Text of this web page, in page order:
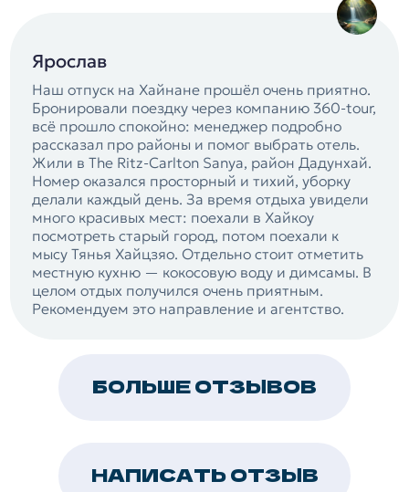
Ярослав
Наш отпуск на Хайнане прошёл очень приятно.
Бронировали поездку через компанию 360-tour,
всё прошло спокойно: менеджер подробно
рассказал про районы и помог выбрать отель.
Жили в The Ritz-Carlton Sanya, район Дадунхай.
Номер оказался просторный и тихий, уборку
делали каждый день. За время отдыха увидели
много красивых мест: поехали в Хайкоу
посмотреть старый город, потом поехали к
мысу Тянья Хайцзяо. Отдельно стоит отметить
местную кухню — кокосовую воду и димсамы. В
целом отдых получился очень приятным.
Рекомендуем это направление и агентство.
БОЛЬШЕ ОТЗЫВОВ
НАПИСАТЬ ОТЗЫВ